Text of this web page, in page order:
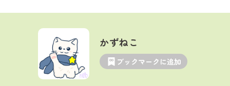
かずねこ
ブックマークに追加